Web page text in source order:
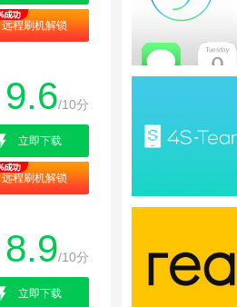
远程刷机解锁
9.6/10分
立即下载
远程刷机解锁
8.9/10分
立即下载